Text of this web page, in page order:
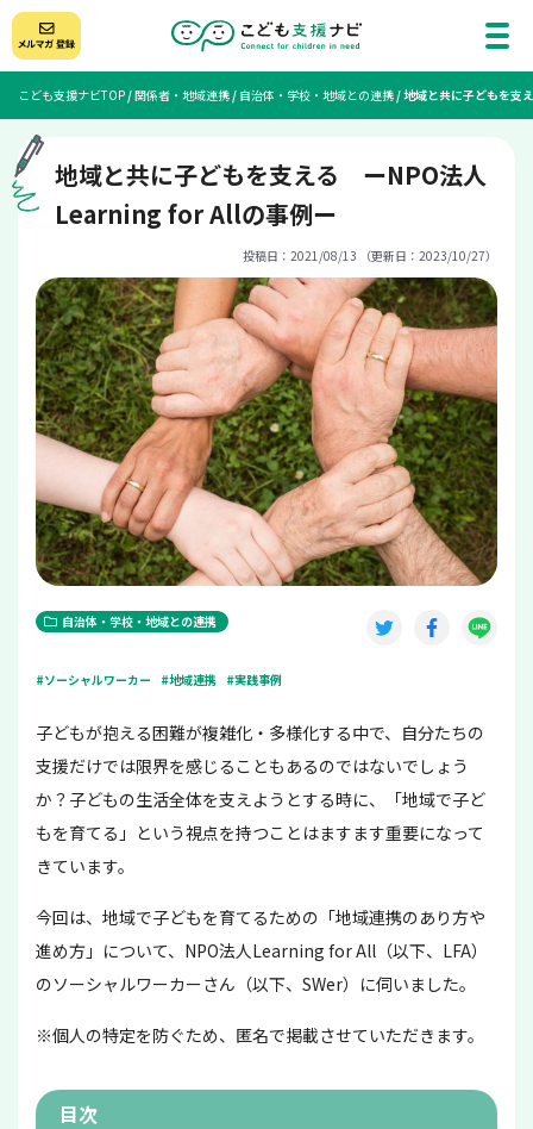
こども支援ナビTOP/関係者・地域連携/ 自治体・学校・地域との連携/地域と共に子どもを
地域と共に子どもを支える ーNPO法人
Learning for Allの事例ー
投稿日：2021/08/13 （更新日：2023/10/27）
自治体・学校・地域との連携
#ソーシャルワーカー #地域連携 #実践事例
子どもが抱える困難が複雑化・多様化する中で、自分たちの
支援だけでは限界を感じることもあるのではないでしょう
か？子どもの生活全体を支えようとする時に、「地域で子ど
もを育てる」という視点を持つことはますます重要になって
きています。
今回は、地域で子どもを育てるための「地域連携のあり方や
進め方」について、NPO法人Learning for All（以下、LFA）
のソーシャルワーカーさん（以下、SWer）に伺いました。
※個人の特定を防ぐため、匿名で掲載させていただきます。
目次